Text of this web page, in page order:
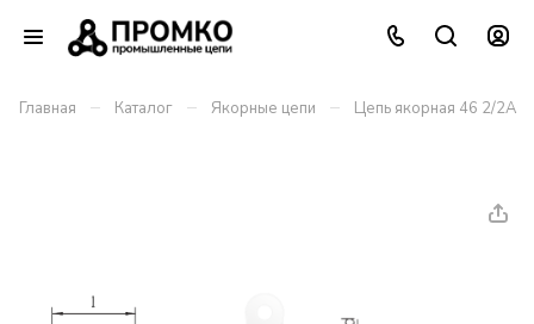
Главная – Каталог – Якорные цепи – Цепь якорная 46 2/2А